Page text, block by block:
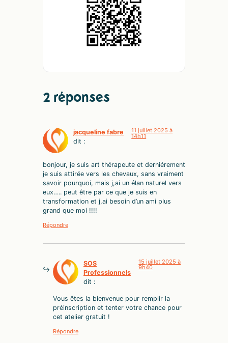
2 réponses
jacqueline fabre
dit :
11 juillet 2025 à
14h11
bonjour, je suis art thérapeute et derniérement
je suis attirée vers les chevaux, sans vraiment
savoir pourquoi, mais j,ai un élan naturel vers
eux….. peut être par ce que je suis en
transformation et j,ai besoin d’un ami plus
grand que moi !!!!
Répondre
SOS
Professionnels
dit :
15 juillet 2025 à
9h40
Vous êtes la bienvenue pour remplir la
préinscription et tenter votre chance pour
cet atelier gratuit !
Répondre